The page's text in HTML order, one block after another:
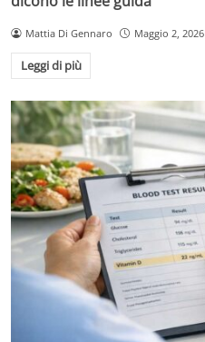
Mattia Di Gennaro Maggio 2, 2026
Leggi di più